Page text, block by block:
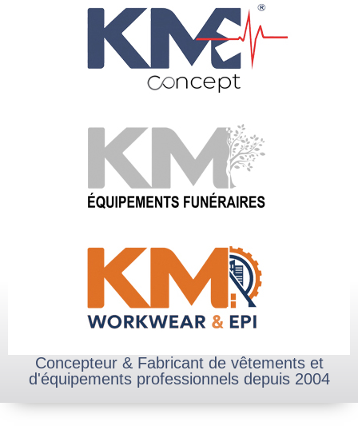
Concepteur & Fabricant de vêtements et
d'équipements professionnels depuis 2004